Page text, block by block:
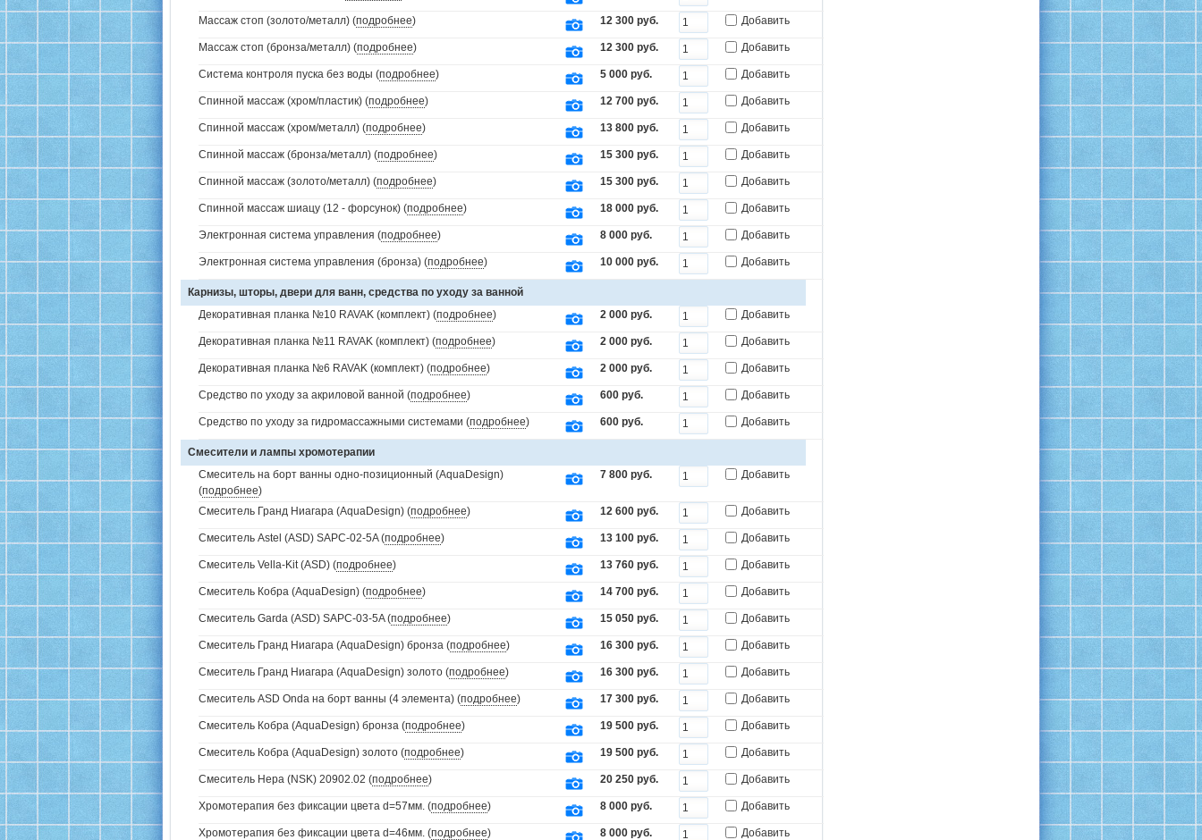
Массаж стоп (золото/металл) (подробнее) 12 300 руб. Добавить
Массаж стоп (бронза/металл) (подробнее) 12 300 руб. Добавить
Система контроля пуска без воды (подробнее) 5 000 руб. Добавить
Спинной массаж (хром/пластик) (подробнее) 12 700 руб. Добавить
Спинной массаж (хром/металл) (подробнее) 13 800 руб. Добавить
Спинной массаж (бронза/металл) (подробнее) 15 300 руб. Добавить
Спинной массаж (золото/металл) (подробнее) 15 300 руб. Добавить
Спинной массаж шиацу (12 - форсунок) (подробнее) 18 000 руб. Добавить
Электронная система управления (подробнее) 8 000 руб. Добавить
Электронная система управления (бронза) (подробнее) 10 000 руб. Добавить
Карнизы, шторы, двери для ванн, средства по уходу за ванной
Декоративная планка №10 RAVAK (комплект) (подробнее) 2 000 руб. Добавить
Декоративная планка №11 RAVAK (комплект) (подробнее) 2 000 руб. Добавить
Декоративная планка №6 RAVAK (комплект) (подробнее) 2 000 руб. Добавить
Средство по уходу за акриловой ванной (подробнее) 600 руб. Добавить
Средство по уходу за гидромассажными системами (подробнее) 600 руб. Добавить
Смесители и лампы хромотерапии
Смеситель на борт ванны одно-позиционный (AquaDesign)
(подробнее)
7 800 руб. Добавить
Смеситель Гранд Ниагара (AquaDesign) (подробнее) 12 600 руб. Добавить
Смеситель Astel (ASD) SAPC-02-5A (подробнее) 13 100 руб. Добавить
Смеситель Vella-Kit (ASD) (подробнее) 13 760 руб. Добавить
Смеситель Кобра (AquaDesign) (подробнее) 14 700 руб. Добавить
Смеситель Garda (ASD) SAPC-03-5A (подробнее) 15 050 руб. Добавить
Смеситель Гранд Ниагара (AquaDesign) бронза (подробнее) 16 300 руб. Добавить
Смеситель Гранд Ниагара (AquaDesign) золото (подробнее) 16 300 руб. Добавить
Смеситель ASD Onda на борт ванны (4 элемента) (подробнее) 17 300 руб. Добавить
Смеситель Кобра (AquaDesign) бронза (подробнее) 19 500 руб. Добавить
Смеситель Кобра (AquaDesign) золото (подробнее) 19 500 руб. Добавить
Смеситель Нера (NSK) 20902.02 (подробнее) 20 250 руб. Добавить
Хромотерапия без фиксации цвета d=57мм. (подробнее) 8 000 руб. Добавить
Хромотерапия без фиксации цвета d=46мм. (подробнее) 8 000 руб. Добавить